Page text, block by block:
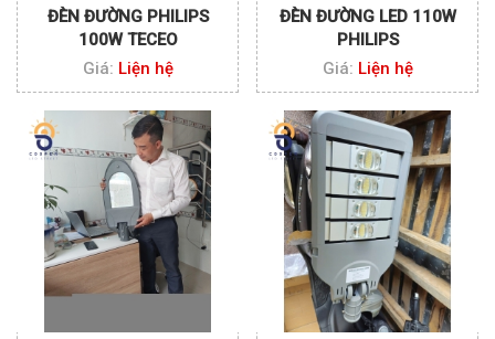
ĐÈN ĐƯỜNG PHILIPS
100W TECEO
Giá: Liện hệ
ĐÈN ĐƯỜNG LED 110W
PHILIPS
Giá: Liện hệ